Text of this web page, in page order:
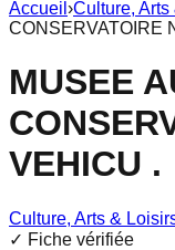
Accueil ›Culture, Arts
CONSERVATOIRE
MUSEE
VEHICU .
Culture, Arts &
✓ Fiche vérifiée